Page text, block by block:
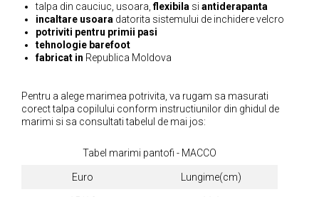
talpa din cauciuc, usoara,flexibila si antiderapanta
incaltare usoara datorita sistemului de inchidere velcro
potriviti pentru primii pasi
tehnologie barefoot
fabricat in Republica Moldova
Pentru a alege marimea potrivita, va rugam sa masurati
corect talpa copilului conform instructiunilor din ghidul de
marimi si sa consultati tabelul de mai jos:
Tabel marimi pantofi - MACCO
Euro Lungime(cm)